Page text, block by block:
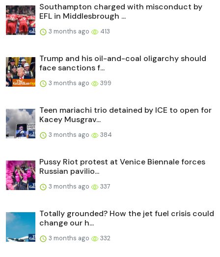
Southampton charged with misconduct by
EFL in Middlesbrough ...
3 months ago 413
Trump and his oil-and-coal oligarchy should
face sanctions f...
3 months ago 399
Teen mariachi trio detained by ICE to open for
Kacey Musgrav...
3 months ago 384
Pussy Riot protest at Venice Biennale forces
Russian pavilio...
3 months ago 337
Totally grounded? How the jet fuel crisis could
change our h...
3 months ago 332